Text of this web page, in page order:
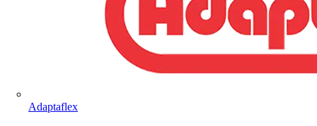
Adaptaflex